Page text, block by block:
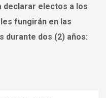
declarar electos a los
fungirán en las
durante dos (2) años: